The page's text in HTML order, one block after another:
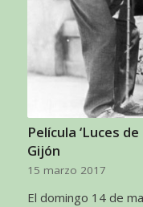
Película ‘Luces
Gijón
15 marzo 2017
El domingo 14 de